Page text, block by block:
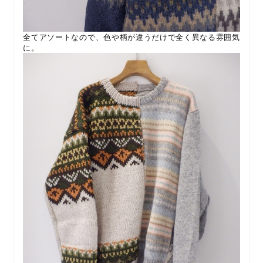
全てアソートなので、色や柄が違うだけで全く異なる雰囲気
に。